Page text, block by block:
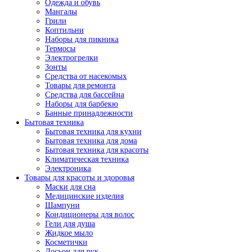
Одежда и обувь
Мангалы
Грили
Коптильни
Наборы для пикника
Термосы
Электрогрелки
Зонты
Средства от насекомых
Товары для ремонта
Средства для бассейна
Наборы для барбекю
Банные принадлежности
Бытовая техника
Бытовая техника для кухни
Бытовая техника для дома
Бытовая техника для красоты
Климатическая техника
Электроника
Товары для красоты и здоровья
Маски для сна
Медицинские изделия
Шампуни
Кондиционеры для волос
Гели для душа
Жидкое мыло
Косметички